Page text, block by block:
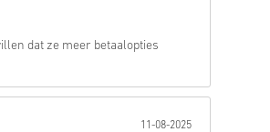
dat ze meer betaalopties
11-08-2025